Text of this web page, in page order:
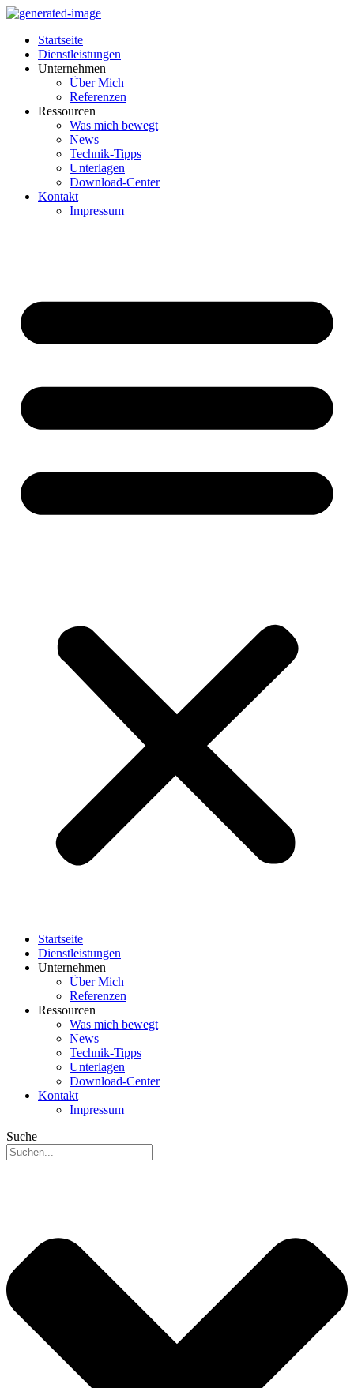
Startseite
Dienstleistungen
Unternehmen
Über Mich
Referenzen
Ressourcen
Was mich bewegt
News
Technik-Tipps
Unterlagen
Download-Center
Kontakt
Impressum
Startseite
Dienstleistungen
Unternehmen
Über Mich
Referenzen
Ressourcen
Was mich bewegt
News
Technik-Tipps
Unterlagen
Download-Center
Kontakt
Impressum
Suche